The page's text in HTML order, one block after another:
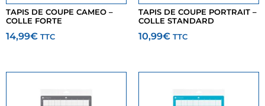
TAPIS DE COUPE CAMEO –
COLLE FORTE
14,99€ TTC
TAPIS DE COUPE PORTRAIT –
COLLE STANDARD
10,99€ TTC